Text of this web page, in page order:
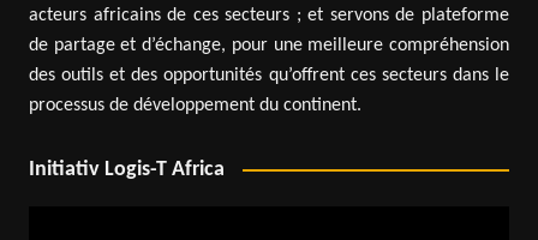
acteurs africains de ces secteurs ; et servons de plateforme
de partage et d’échange, pour une meilleure compréhension
des outils et des opportunités qu’offrent ces secteurs dans le
processus de développement du continent.
Initiativ Logis-T Africa